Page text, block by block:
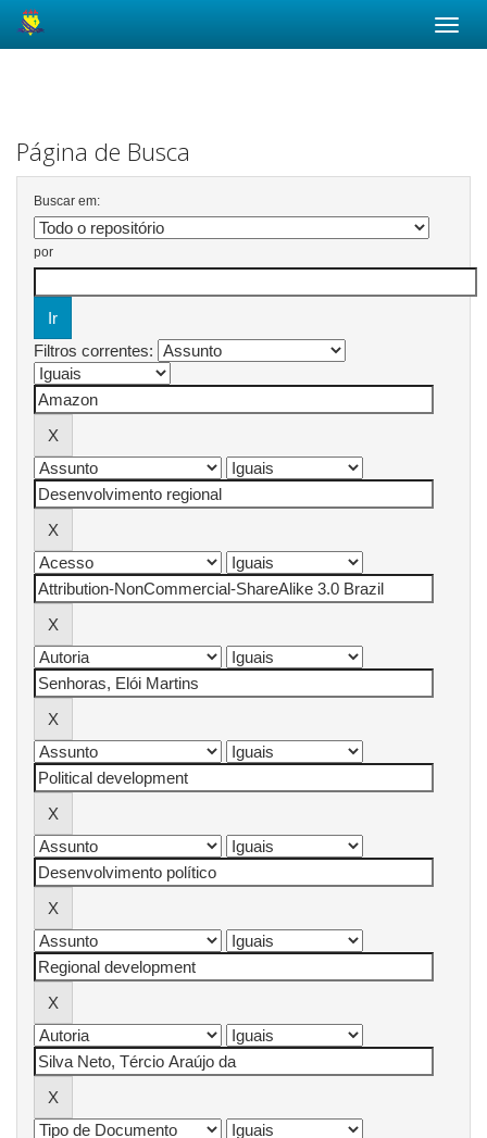
Página de Busca
Buscar em:
por
Filtros correntes: